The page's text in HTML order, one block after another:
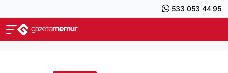
533 053 44 95